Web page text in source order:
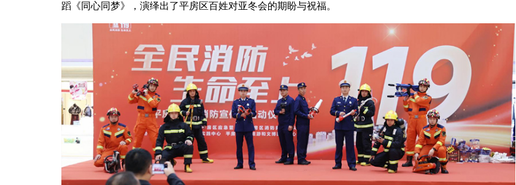
蹈《同心同梦》，演绎出了平房区百姓对亚冬会的期盼与祝福。